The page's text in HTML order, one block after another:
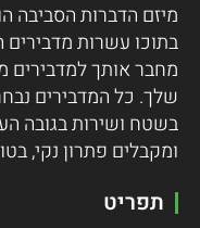
מיזם הדברות הסביבה
בתוכו עשרות
מחבר אותך למדבירים
שלך. כל המדבירים
בשטח ושירות בגובה
ומקבלים פתרון נקי,
תפריט